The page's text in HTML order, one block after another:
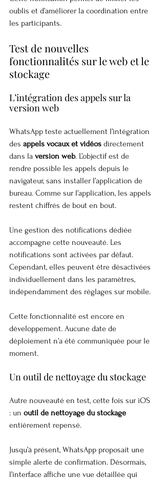
oublis et d’améliorer la coordination entre
les participants.
Test de nouvelles
fonctionnalités sur le web et le
stockage
L’intégration des appels sur la
version web
WhatsApp teste actuellement l’intégration
des appels vocaux et vidéos directement
dans la version web. L’objectif est de
rendre possible les appels depuis le
navigateur, sans installer l’application de
bureau. Comme sur l’application, les appels
restent chiffrés de bout en bout.
Une gestion des notifications dédiée
accompagne cette nouveauté. Les
notifications sont activées par défaut.
Cependant, elles peuvent être désactivées
individuellement dans les paramètres,
indépendamment des réglages sur mobile.
Cette fonctionnalité est encore en
développement. Aucune date de
déploiement n’a été communiquée pour le
moment.
Un outil de nettoyage du stockage
Autre nouveauté en test, cette fois sur iOS
: un outil de nettoyage du stockage
entièrement repensé.
Jusqu’à présent, WhatsApp proposait une
simple alerte de confirmation. Désormais,
l’interface affiche une vue détaillée qui